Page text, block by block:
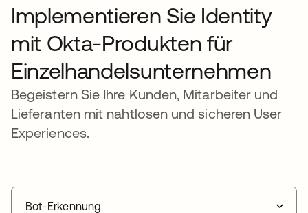
Implementieren Sie Identity
mit Okta-Produkten für
Einzelhandelsunternehmen
Begeistern Sie Ihre Kunden, Mitarbeiter und
Lieferanten mit nahtlosen und sicheren User
Experiences.
Bot-Erkennung